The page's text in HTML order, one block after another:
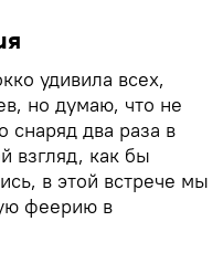
удивила всех,
но думаю, что не
снаряд два раза в
взгляд, как бы
в этой встрече мы
феерию в